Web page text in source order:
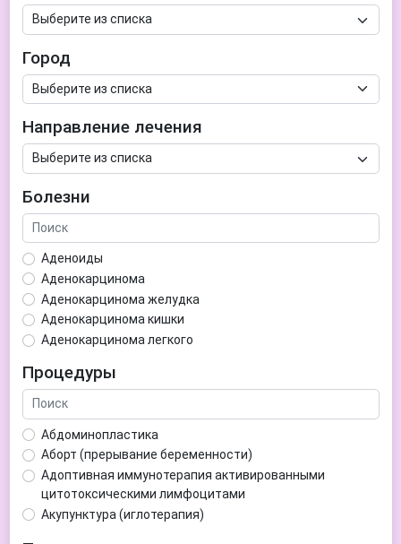
Город
Направление лечения
Болезни
Аденоиды
Аденокарцинома
Аденокарцинома желудка
Аденокарцинома кишки
Аденокарцинома легкого
Аденома гипофиза
Аденома простаты
Аденома щитовидной железы
Аденомиоз
Адентия
Азооспермия
Акне (угри)
Алкоголизм
Процедуры
Абдоминопластика
Аборт (прерывание беременности)
Адоптивная иммунотерапия активированными
цитотоксическими лимфоцитами
Акупунктура (иглотерапия)